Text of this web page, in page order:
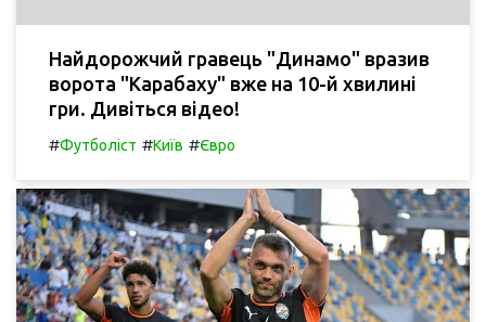
Найдорожчий гравець "Динамо" вразив
ворота "Карабаху" вже на 10-й хвилині
гри. Дивіться відео!
#Футболіст #Київ #Євро